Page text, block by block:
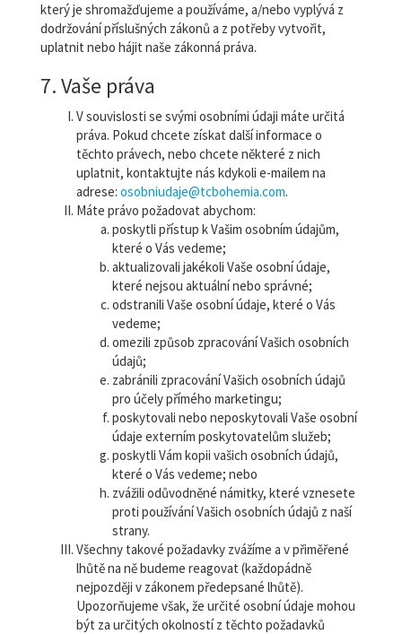
který je shromažďujeme a používáme, a/nebo vyplývá z
dodržování příslušných zákonů a z potřeby vytvořit,
uplatnit nebo hájit naše zákonná práva.
7. Vaše práva
V souvislosti se svými osobními údaji máte určitá
práva. Pokud chcete získat další informace o
těchto právech, nebo chcete některé z nich
uplatnit, kontaktujte nás kdykoli e-mailem na
adrese: osobniudaje@tcbohemia.com.
Máte právo požadovat abychom:
poskytli přístup k Vašim osobním údajům,
které o Vás vedeme;
aktualizovali jakékoli Vaše osobní údaje,
které nejsou aktuální nebo správné;
odstranili Vaše osobní údaje, které o Vás
vedeme;
omezili způsob zpracování Vašich osobních
údajů;
zabránili zpracování Vašich osobních údajů
pro účely přímého marketingu;
poskytovali nebo neposkytovali Vaše osobní
údaje externím poskytovatelům služeb;
poskytli Vám kopii vašich osobních údajů,
které o Vás vedeme; nebo
zvážili odůvodněné námitky, které vznesete
proti používání Vašich osobních údajů z naší
strany.
Všechny takové požadavky zvážíme a v přiměřené
lhůtě na ně budeme reagovat (každopádně
nejpozději v zákonem předepsané lhůtě).
Upozorňujeme však, že určité osobní údaje mohou
být za určitých okolností z těchto požadavků